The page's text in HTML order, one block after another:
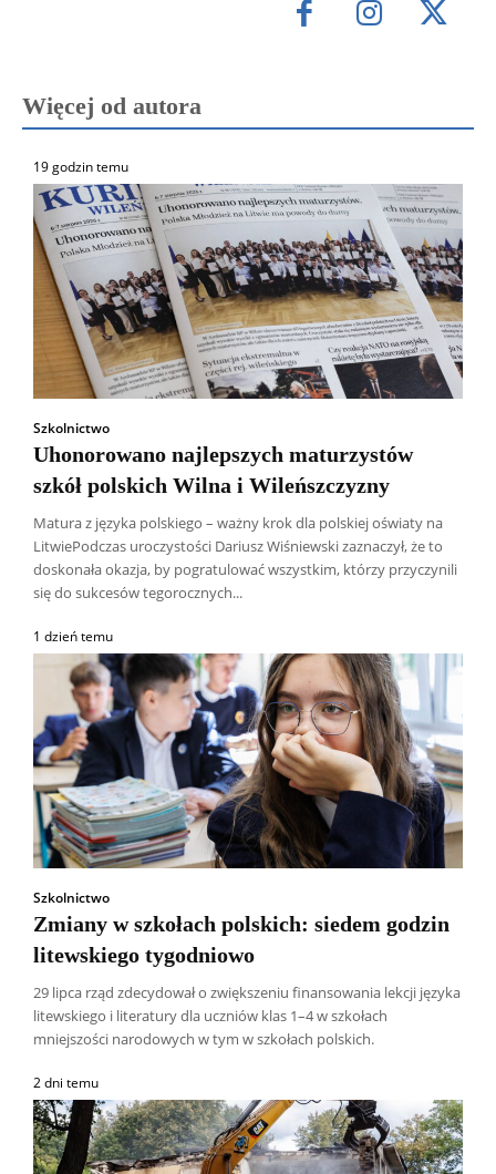
Więcej od autora
19 godzin temu
Szkolnictwo
Uhonorowano najlepszych maturzystów
szkół polskich Wilna i Wileńszczyzny
Matura z języka polskiego – ważny krok dla polskiej oświaty na
LitwiePodczas uroczystości Dariusz Wiśniewski zaznaczył, że to
doskonała okazja, by pogratulować wszystkim, którzy przyczynili
się do sukcesów tegorocznych...
1 dzień temu
Szkolnictwo
Zmiany w szkołach polskich: siedem godzin
litewskiego tygodniowo
29 lipca rząd zdecydował o zwiększeniu finansowania lekcji języka
litewskiego i literatury dla uczniów klas 1–4 w szkołach
mniejszości narodowych w tym w szkołach polskich.
2 dni temu